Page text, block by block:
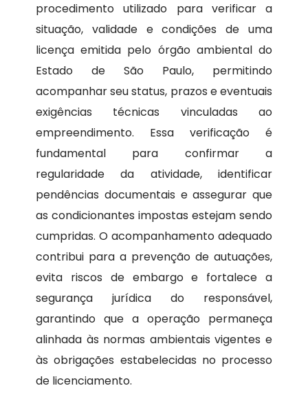
procedimento utilizado para verificar a
situação, validade e condições de uma
licença emitida pelo órgão ambiental do
Estado de São Paulo, permitindo
acompanhar seu status, prazos e eventuais
exigências técnicas vinculadas ao
empreendimento. Essa verificação é
fundamental para confirmar a
regularidade da atividade, identificar
pendências documentais e assegurar que
as condicionantes impostas estejam sendo
cumpridas. O acompanhamento adequado
contribui para a prevenção de autuações,
evita riscos de embargo e fortalece a
segurança jurídica do responsável,
garantindo que a operação permaneça
alinhada às normas ambientais vigentes e
às obrigações estabelecidas no processo
de licenciamento.